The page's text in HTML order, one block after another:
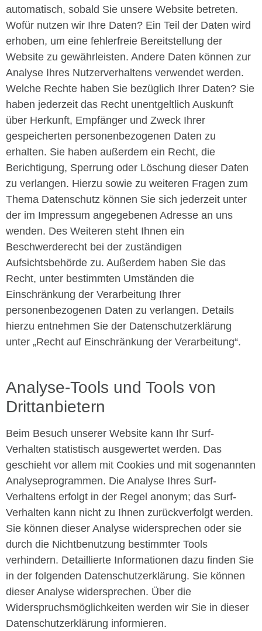
automatisch, sobald Sie unsere Website betreten.
Wofür nutzen wir Ihre Daten? Ein Teil der Daten wird
erhoben, um eine fehlerfreie Bereitstellung der
Website zu gewährleisten. Andere Daten können zur
Analyse Ihres Nutzerverhaltens verwendet werden.
Welche Rechte haben Sie bezüglich Ihrer Daten? Sie
haben jederzeit das Recht unentgeltlich Auskunft
über Herkunft, Empfänger und Zweck Ihrer
gespeicherten personenbezogenen Daten zu
erhalten. Sie haben außerdem ein Recht, die
Berichtigung, Sperrung oder Löschung dieser Daten
zu verlangen. Hierzu sowie zu weiteren Fragen zum
Thema Datenschutz können Sie sich jederzeit unter
der im Impressum angegebenen Adresse an uns
wenden. Des Weiteren steht Ihnen ein
Beschwerderecht bei der zuständigen
Aufsichtsbehörde zu. Außerdem haben Sie das
Recht, unter bestimmten Umständen die
Einschränkung der Verarbeitung Ihrer
personenbezogenen Daten zu verlangen. Details
hierzu entnehmen Sie der Datenschutzerklärung
unter „Recht auf Einschränkung der Verarbeitung“.
Analyse-Tools und Tools von
Drittanbietern
Beim Besuch unserer Website kann Ihr Surf-
Verhalten statistisch ausgewertet werden. Das
geschieht vor allem mit Cookies und mit sogenannten
Analyseprogrammen. Die Analyse Ihres Surf-
Verhaltens erfolgt in der Regel anonym; das Surf-
Verhalten kann nicht zu Ihnen zurückverfolgt werden.
Sie können dieser Analyse widersprechen oder sie
durch die Nichtbenutzung bestimmter Tools
verhindern. Detaillierte Informationen dazu finden Sie
in der folgenden Datenschutzerklärung. Sie können
dieser Analyse widersprechen. Über die
Widerspruchsmöglichkeiten werden wir Sie in dieser
Datenschutzerklärung informieren.